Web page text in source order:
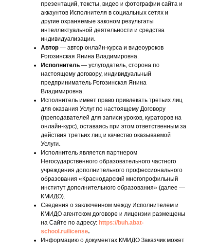
презентаций, тексты, видео и фотографии сайта и
аккаунтов Исполнителя в социальных сетях и
другие охраняемые законом результаты
интеллектуальной деятельности и средства
индивидуализации.
Автор — автор онлайн-курса и видеоуроков
Рогозинская Янина Владимировна.
Исполнитель — услугодатель, сторона по
настоящему договору, индивидуальный
предприниматель Рогозинская Янина
Владимировна.
Исполнитель имеет право привлекать третьих лиц
для оказания Услуг по настоящему Договору
(преподавателей для записи уроков, кураторов на
онлайн-курс), оставаясь при этом ответственным за
действия третьих лиц и качество оказываемой
Услуги.
Исполнитель является партнером
Негосударственного образовательного частного
учреждения дополнительного профессионального
образования «Краснодарский многопрофильный
институт дополнительного образования» (далее —
КМИДО).
Сведения о заключенном между Исполнителем и
КМИДО агентском договоре и лицензии размещены
на Сайте по адресу: https://buh.abat-
school.ru/license.
Информацию о документах КМИДО Заказчик может